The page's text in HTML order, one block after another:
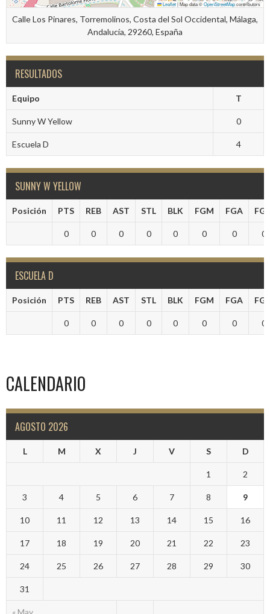
Leaflet|Map data ©OpenStreetMapcontributors
Calle Los Pinares, Torremolinos, Costa del Sol Occidental, Málaga,
Andalucía, 29260, España
RESULTADOS
Equipo T
Sunny W Yellow 0
Escuela D 4
SUNNY W YELLOW
Posición PTS REB AST STL BLK FGM FGA
0 0 0 0 0 0 0 0
ESCUELA D
Posición PTS REB AST STL BLK FGM FGA
0 0 0 0 0 0 0 0
CALENDARIO
AGOSTO 2026
L M X J V S D
« May
1 2
3 4 5 6 7 8 9
10 11 12 13 14 15 16
17 18 19 20 21 22 23
24 25 26 27 28 29 30
31